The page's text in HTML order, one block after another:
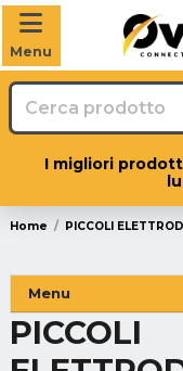
Menu
I migliori
Home PICCOLI
PICCOLI
Menu